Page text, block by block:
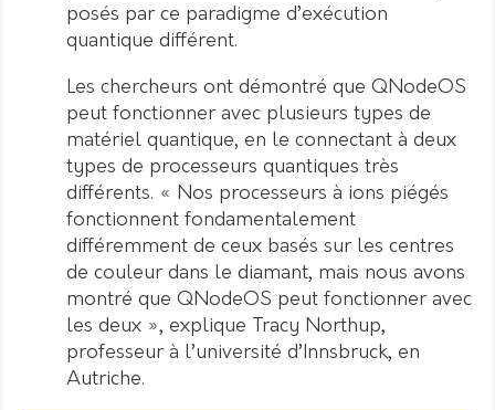
posés par ce paradigme d’exécution
quantique différent.
Les chercheurs ont démontré que QNodeOS
peut fonctionner avec plusieurs types de
matériel quantique, en le connectant à deux
types de processeurs quantiques très
différents. « Nos processeurs à ions piégés
fonctionnent fondamentalement
différemment de ceux basés sur les centres
de couleur dans le diamant, mais nous avons
montré que QNodeOS peut fonctionner avec
les deux », explique Tracy Northup,
professeur à l’université d’Innsbruck, en
Autriche.